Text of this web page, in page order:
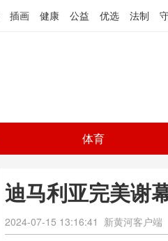
插画 健康 公益 优选 法制
体育
迪马利亚完美谢
2024-07-15 13:16:41 新黄河客户端